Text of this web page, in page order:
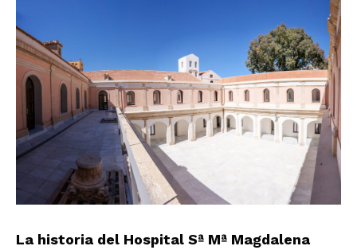
La historia del Hospital Sª Mª Magdalena